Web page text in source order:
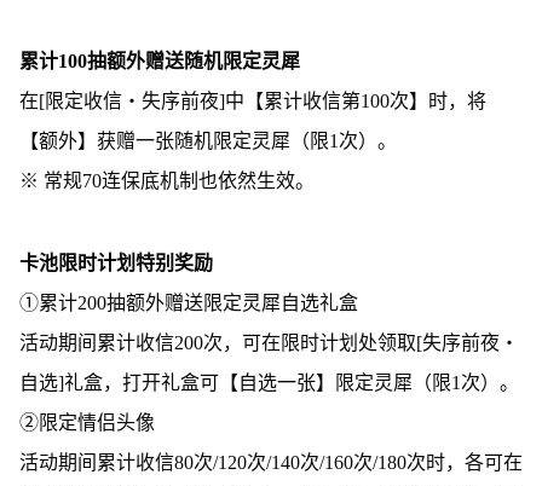
累计100抽额外赠送随机限定灵犀
在[限定收信・失序前夜]中【累计收信第100次】时，将
【额外】获赠一张随机限定灵犀（限1次）。
※ 常规70连保底机制也依然生效。
卡池限时计划特别奖励
①累计200抽额外赠送限定灵犀自选礼盒
活动期间累计收信200次，可在限时计划处领取[失序前夜・
自选]礼盒，打开礼盒可【自选一张】限定灵犀（限1次）。
②限定情侣头像
活动期间累计收信80次/120次/140次/160次/180次时，各可在